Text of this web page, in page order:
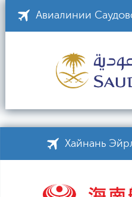
Авиалинии
Хайнань